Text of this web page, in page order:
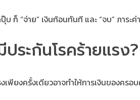
ปุ๊บ ก็ “จ่าย” เงินก้อนทันที และ “จบ” ภาร
ระกันโรคร้ายแรง?
พียงครั้งเดียวอาจทำให้การเงินของครอ